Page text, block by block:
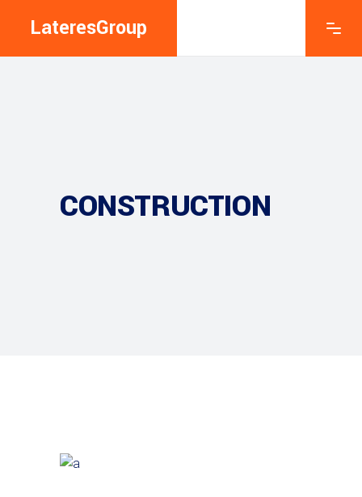
LateresGroup
CONSTRUCTION